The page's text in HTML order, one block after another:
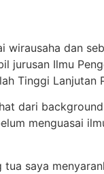
wirausaha dan
Ilmu
Tinggi Lanjutan
dari
menguasai
saya